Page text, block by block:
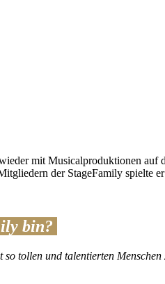
mit Musicalproduktionen
der StageFamily spielte
bin?
tollen und talentierten Menschen